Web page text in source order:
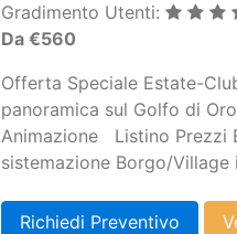
Gradimento Utenti:
Da €560
Offerta Speciale Estate-
panoramica sul Golfo di
Animazione Listino Prezzi
sistemazione Borgo/Village
Richiedi Preventivo